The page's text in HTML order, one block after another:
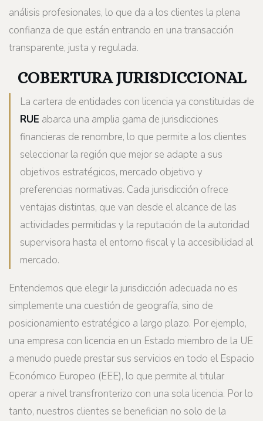
análisis profesionales, lo que da a los clientes la plena
confianza de que están entrando en una transacción
transparente, justa y regulada.
COBERTURA JURISDICCIONAL
La cartera de entidades con licencia ya constituidas de
RUE abarca una amplia gama de jurisdicciones
financieras de renombre, lo que permite a los clientes
seleccionar la región que mejor se adapte a sus
objetivos estratégicos, mercado objetivo y
preferencias normativas. Cada jurisdicción ofrece
ventajas distintas, que van desde el alcance de las
actividades permitidas y la reputación de la autoridad
supervisora hasta el entorno fiscal y la accesibilidad al
mercado.
Entendemos que elegir la jurisdicción adecuada no es
simplemente una cuestión de geografía, sino de
posicionamiento estratégico a largo plazo. Por ejemplo,
una empresa con licencia en un Estado miembro de la UE
a menudo puede prestar sus servicios en todo el Espacio
Económico Europeo (EEE), lo que permite al titular
operar a nivel transfronterizo con una sola licencia. Por lo
tanto, nuestros clientes se benefician no solo de la